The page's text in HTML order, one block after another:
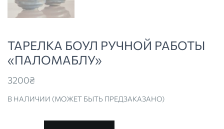
ТАРЕЛКА БОУЛ РУЧНОЙ РАБОТЫ
«ПАЛОМАБЛУ»
3200₴
В НАЛИЧИИ (МОЖЕТ БЫТЬ ПРЕДЗАКАЗАНО)